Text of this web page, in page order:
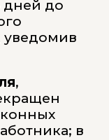
дней до
уведомив
,
в